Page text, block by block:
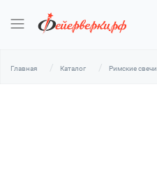
Главная Каталог Римские свечи